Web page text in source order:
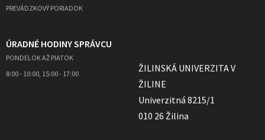
PREVÁDZKOVÝ PORIADOK
ÚRADNÉ HODINY SPRÁVCU
PONDELOK AŽ PIATOK
8:00 - 10:00, 15:00 - 17:00
ŽILINSKÁ UNIVERZITA V
ŽILINE
Univerzitná 8215/1
010 26 Žilina